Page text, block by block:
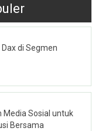
di Segmen
Sosial untuk
Bersama